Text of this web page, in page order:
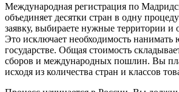
Международная регистрация по
объединяет десятки стран в одну
заявку, выбираете нужные территории и
Это исключает необходимость
государстве. Общая стоимость
сборов и международных пошлин. Вы
исходя из количества стран и классов